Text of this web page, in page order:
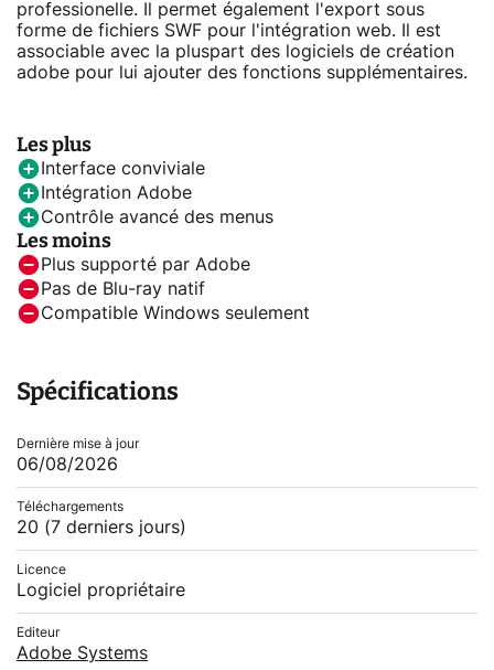
professionelle. Il permet également l'export sous
forme de fichiers SWF pour l'intégration web. Il est
associable avec la pluspart des logiciels de création
adobe pour lui ajouter des fonctions supplémentaires.
Les plus
Interface conviviale
Intégration Adobe
Contrôle avancé des menus
Les moins
Plus supporté par Adobe
Pas de Blu‑ray natif
Compatible Windows seulement
Spécifications
Dernière mise à jour
06/08/2026
Téléchargements
20 (7 derniers jours)
Licence
Logiciel propriétaire
Editeur
Adobe Systems